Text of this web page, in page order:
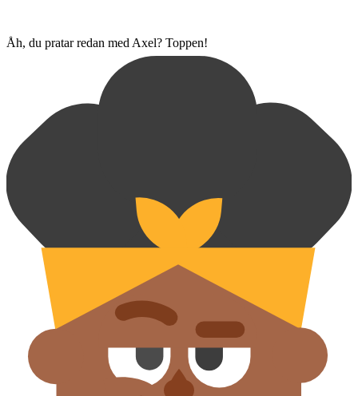
Åh, du pratar redan med Axel? Toppen!